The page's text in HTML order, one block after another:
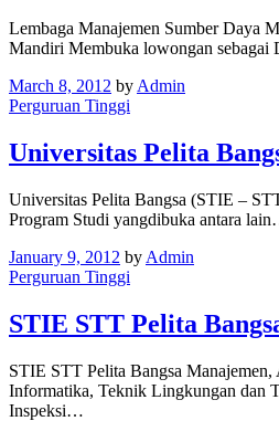
Lembaga Manajemen Sumber Daya
Mandiri Membuka lowongan
March 8, 2012 by Admin
Perguruan Tinggi
Universitas Pelita
Universitas Pelita Bangsa (STIE –
Program Studi yangdibuka antara
January 9, 2012 by Admin
Perguruan Tinggi
STIE STT Pelita
STIE STT Pelita Bangsa
Informatika, Teknik Lingkungan dan
Inspeksi…